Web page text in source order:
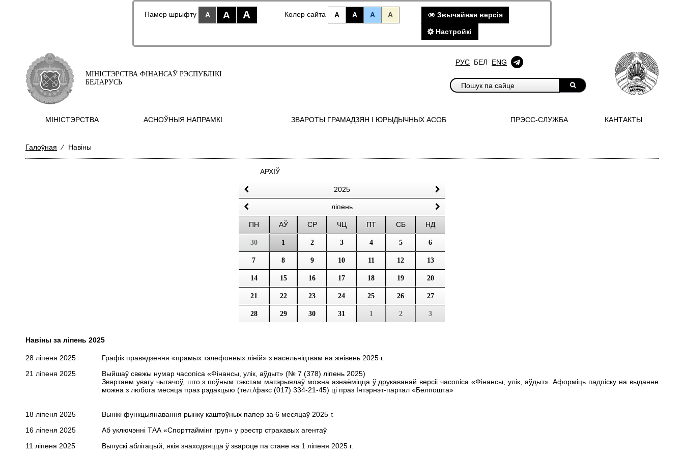
Памер шрыфту A A A Колер сайта A A A A Звычайная версiя
Настройкi
МІНІСТЭРСТВА ФІНАНСАЎ РЭСПУБЛІКІ
БЕЛАРУСЬ
РУС БЕЛ ENG
МIНIСТЭРСТВА АСНОЎНЫЯ НАПРАМКI ЗВАРОТЫ ГРАМАДЗЯН I ЮРЫДЫЧНЫХ АСОБ ПРЭСС-СЛУЖБА КАНТАКТЫ
Галоўная ⁄ Навіны
АРХІЎ
2025
ліпень
ПН АЎ СР ЧЦ ПТ СБ НД
30 1 2 3 4 5 6
7 8 9 10 11 12 13
14 15 16 17 18 19 20
21 22 23 24 25 26 27
28 29 30 31 1 2 3
Навіны за ліпень 2025
28 ліпеня 2025
Графік правядзення «прамых тэлефонных ліній» з насельніцтвам на жнiвень 2025 г.
21 ліпеня 2025
Выйшаў свежы нумар часопіса «Фінансы, улік, аўдыт» (№ 7 (378) лiпень 2025)
Звяртаем увагу чытачоў, што з поўным тэкстам матэрыялаў можна азнаёміцца ў друкаванай версіі часопіса «Фінансы, улік, аўдыт». Аформіць падпіску на выданне
можна з любога месяца праз рэдакцыю (тел./факс (017) 334-21-45) цi праз Iнтэрнэт-партал «Белпошта»
18 ліпеня 2025
Вынікі функцыянавання рынку каштоўных папер за 6 месяцаў 2025 г.
16 ліпеня 2025
Аб уключэнні ТАА «Спорттаймiнг груп» у рэестр страхавых агентаў
11 ліпеня 2025
Выпускі аблігацый, якія знаходзяцца ў звароце па стане на 1 лiпеня 2025 г.